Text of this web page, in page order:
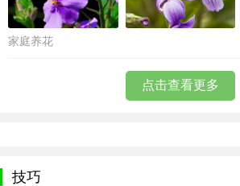
家庭养花
点击查看更多
技巧